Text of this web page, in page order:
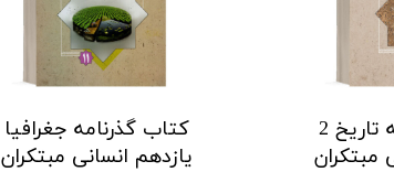
کتاب گذرنامه تاریخ 2
مبتکران
کتاب گذرنامه جغرافیا
یازدهم انسانی مبتکران